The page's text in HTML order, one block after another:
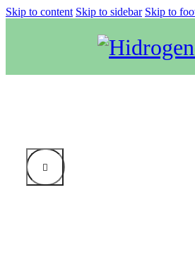
Skip to content Skip to sidebar Skip to